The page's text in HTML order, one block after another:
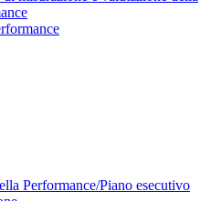
Performance/Piano esecutivo